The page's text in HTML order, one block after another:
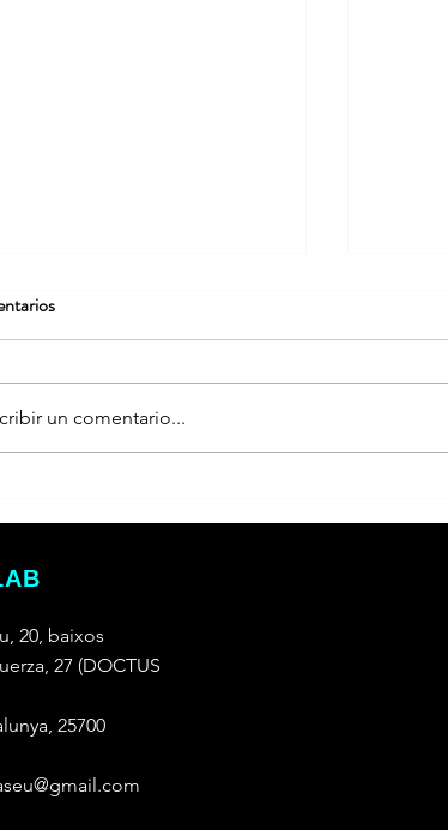
l'esport: una revolució al servei
un comentario...
20, baixos
27 (DOCTUS
25700